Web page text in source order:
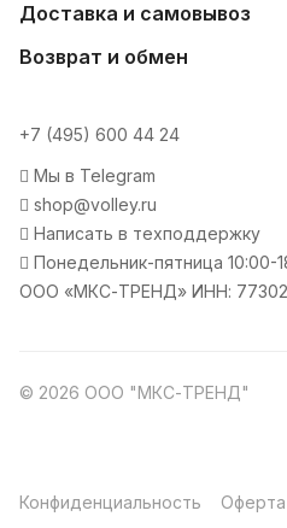
Доставка и самовывоз
Возврат и обмен
+7 (495) 600 44 24
Мы в Telegram
shop@volley.ru
Написать в техподдержку
Понедельник-пятница 10:00-
ООО «МКС-ТРЕНД» ИНН:
© 2026 ООО "МКС-ТРЕНД"
Конфиденциальность Оферта